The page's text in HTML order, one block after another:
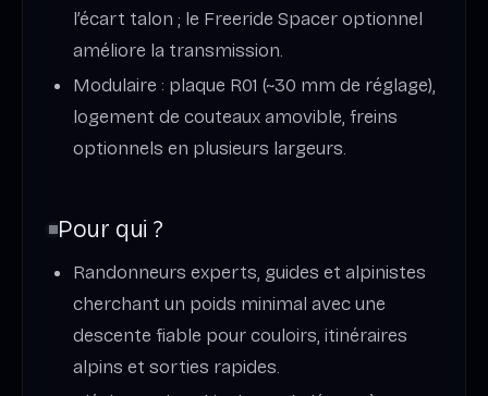
l’écart talon ; le Freeride Spacer optionnel
améliore la transmission.
Modulaire : plaque R01 (~30 mm de réglage),
logement de couteaux amovible, freins
optionnels en plusieurs largeurs.
Pour qui ?
Randonneurs experts, guides et alpinistes
cherchant un poids minimal avec une
descente fiable pour couloirs, itinéraires
alpins et sorties rapides.